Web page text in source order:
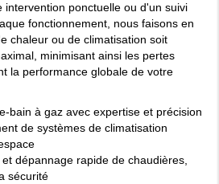
intervention ponctuelle ou d'un suivi
fonctionnement, nous faisons en
chaleur ou de climatisation soit
minimisant ainsi les pertes
la performance globale de votre
bain à gaz avec expertise et précision
de systèmes de climatisation
dépannage rapide de chaudières,
sécurité